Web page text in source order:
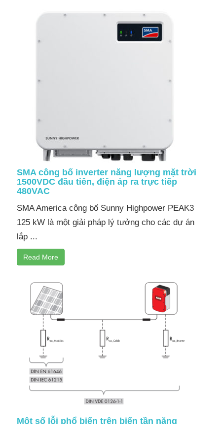
SMA công bố inverter năng lượng mặt trời
1500VDC đầu tiên, điện áp ra trực tiếp
480VAC
SMA America công bố Sunny Highpower PEAK3
125 kW là một giải pháp lý tưởng cho các dự án
lắp ...
Read More
Một số lỗi phổ biến trên biến tần năng